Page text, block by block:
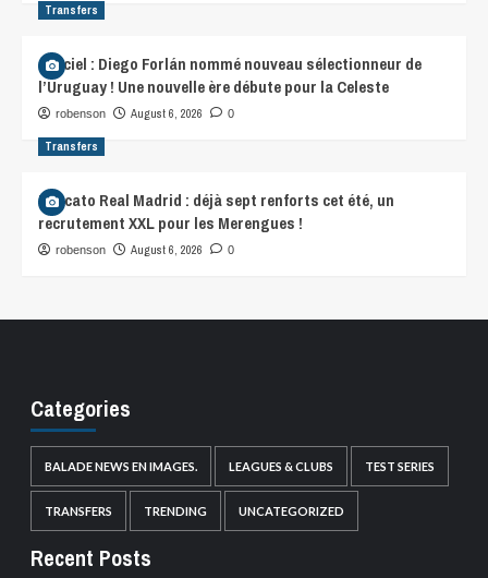
Transfers
Officiel : Diego Forlán nommé nouveau sélectionneur de
l’Uruguay ! Une nouvelle ère débute pour la Celeste
robenson August 6, 2026 0
Transfers
Mercato Real Madrid : déjà sept renforts cet été, un
recrutement XXL pour les Merengues !
robenson August 6, 2026 0
Categories
BALADE NEWS EN IMAGES. LEAGUES & CLUBS TEST SERIES
TRANSFERS TRENDING UNCATEGORIZED
Recent Posts